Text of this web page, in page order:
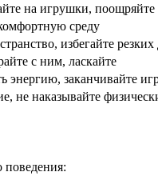
на игрушки,
среду
избегайте
с ним, ласкайте
энергию, заканчивайте
не наказывайте
поведения: